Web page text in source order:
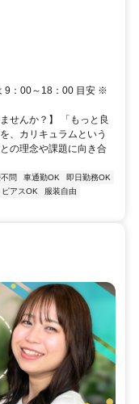
9：00～18：00 目安 ※
せんか？】 「もっと良
、カリキュラムという
の理念や課題に向き合
問 車通勤OK
即日勤務OK
ピアスOK
服装自由